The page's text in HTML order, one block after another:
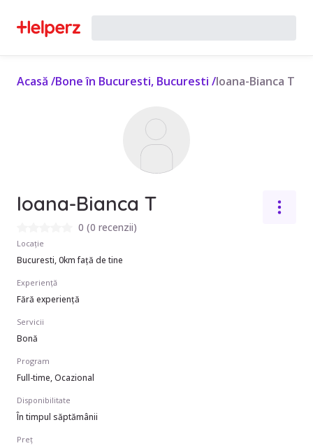
Acasă /Bone în Bucuresti, Bucuresti /Ioana-Bianca T
Ioana-Bianca T
0 (0 recenzii)
Locație
Bucuresti, 0km față de tine
Experiență
Fără experiență
Servicii
Bonă
Program
Full-time, Ocazional
Disponibilitate
În timpul săptămânii
Preț